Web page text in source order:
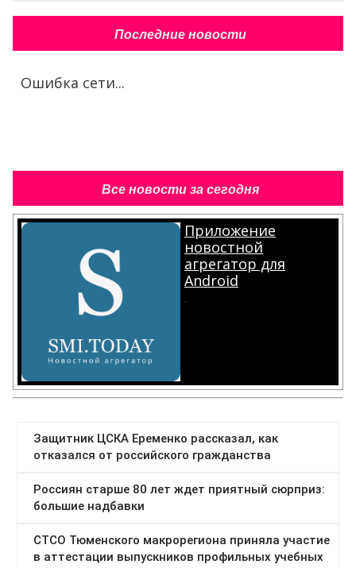
Последние новости
Ошибка сети...
Все новости за сегодня
Приложение
новостной
агрегатор для
Android
.